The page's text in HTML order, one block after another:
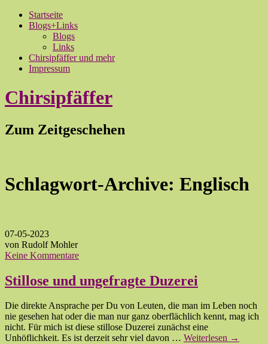
Startseite
Blogs+Links
Blogs
Links
Chirsipfäffer und mehr
Impressum
Chirsipfäffer
Zum Zeitgeschehen
Schlagwort-Archive: Englisch
07-05-2023
von Rudolf Mohler
Keine Kommentare
Stillose und ungefragte Duzerei
Die direkte Ansprache per Du von Leuten, die man im Leben noch
nie gesehen hat oder die man nur ganz oberflächlich kennt, mag ich
nicht. Für mich ist diese stillose Duzerei zunächst eine
Unhöflichkeit. Es ist derzeit sehr viel davon … Weiterlesen →